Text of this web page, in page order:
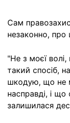
Сам
незаконно, про
"Не з моєї волі,
такий спосіб,
шкодую, що не
насправді, і що
залишилася